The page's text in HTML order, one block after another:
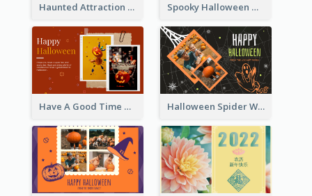
Haunted Attraction Themed Halloween Card Spooky Halloween Greeting Card
Have A Good Time This Halloween Greeting Card Halloween Spider Web Greeting Card